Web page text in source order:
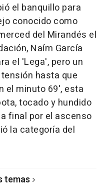
el banquillo para
conocido como
del Mirandés el
Naím García
el 'Lega', pero un
hasta que
el minuto 69', esta
tocado y hundido
final por el ascenso
la categoría del
temas